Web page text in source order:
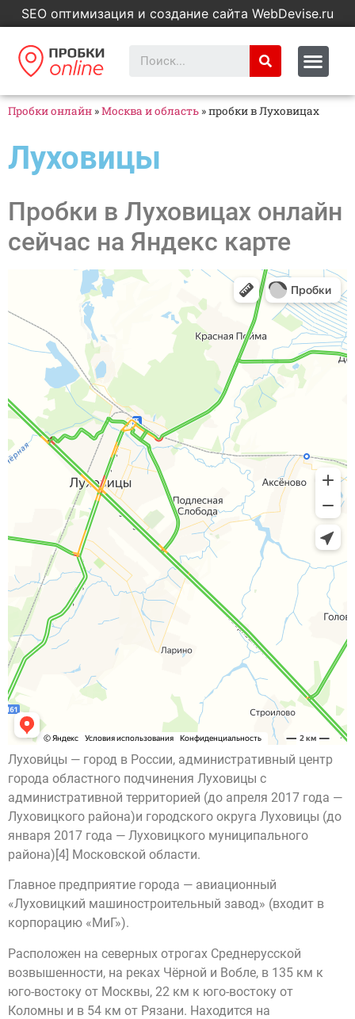
SEO оптимизация и создание сайта WebDevise.ru
Пробки онлайн »Москва и область »пробки в Луховицах
Луховицы
Пробки в Луховицах онлайн
сейчас на Яндекс карте
Лухови́цы — город в России, административный центр
города областного подчинения Луховицы с
административной территорией (до апреля 2017 года —
Луховицкого района)и городского округа Луховицы (до
января 2017 года — Луховицкого муниципального
района)[4] Московской области.
Главное предприятие города — авиационный
«Луховицкий машиностроительный завод» (входит в
корпорацию «МиГ»).
Расположен на северных отрогах Среднерусской
возвышенности, на реках Чёрной и Вобле, в 135 км к
юго-востоку от Москвы, 22 км к юго-востоку от
Коломны и в 54 км от Рязани. Находится на